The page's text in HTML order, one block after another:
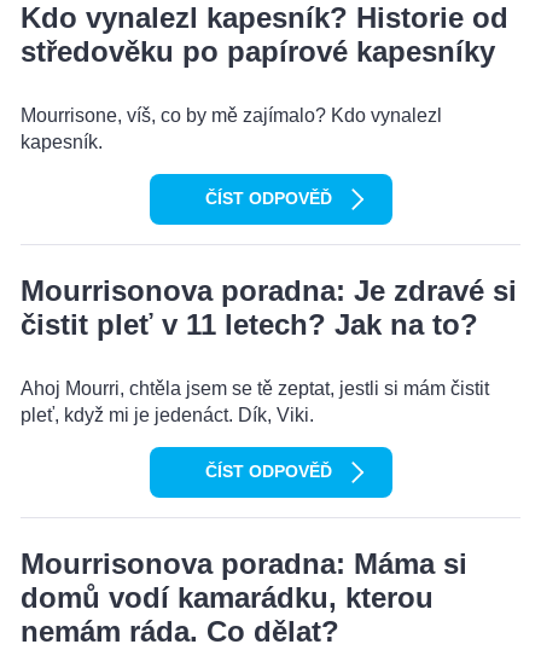
Kdo vynalezl kapesník? Historie od
středověku po papírové kapesníky
Mourrisone, víš, co by mě zajímalo? Kdo vynalezl
kapesník.
ČÍST ODPOVĚĎ
Mourrisonova poradna: Je zdravé si
čistit pleť v 11 letech? Jak na to?
Ahoj Mourri, chtěla jsem se tě zeptat, jestli si mám čistit
pleť, když mi je jedenáct. Dík, Viki.
ČÍST ODPOVĚĎ
Mourrisonova poradna: Máma si
domů vodí kamarádku, kterou
nemám ráda. Co dělat?